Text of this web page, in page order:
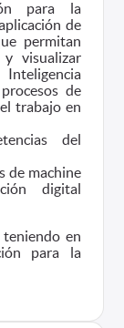
para la
de
permitan
y visualizar
de
trabajo en
del
de machine
digital
en
para la